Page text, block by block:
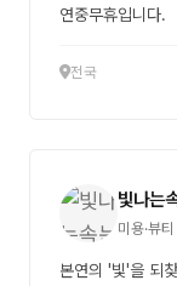
연중무휴입니다.
전국
빛나는
미용·뷰티
본연의 '빛'을 되